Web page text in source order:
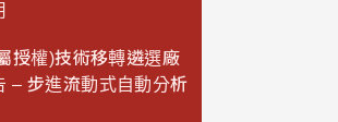
授權)技術移轉遴選廠
– 步進流動式自動分析